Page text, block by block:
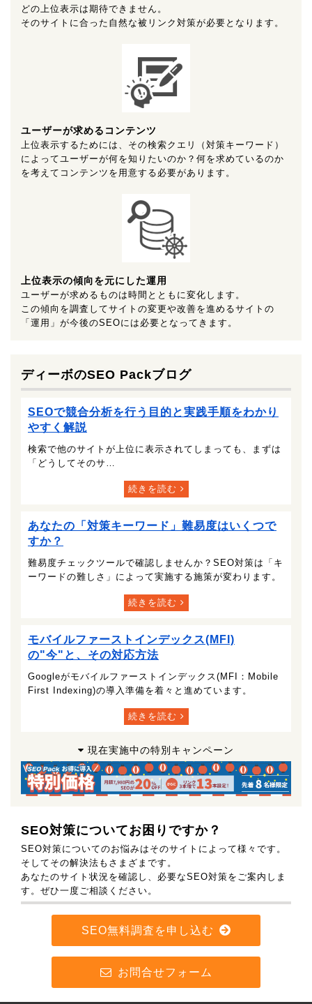
どの上位表示は期待できません。
そのサイトに合った自然な被リンク対策が必要となります。
ユーザーが求めるコンテンツ
上位表示するためには、その検索クエリ（対策キーワード）
によってユーザーが何を知りたいのか？何を求めているのか
を考えてコンテンツを用意する必要があります。
上位表示の傾向を元にした運用
ユーザーが求めるものは時間とともに変化します。
この傾向を調査してサイトの変更や改善を進めるサイトの
「運用」が今後のSEOには必要となってきます。
ディーボのSEO Packブログ
SEOで競合分析を行う目的と実践手順をわかり
やすく解説
検索で他のサイトが上位に表示されてしまっても、まずは
「どうしてそのサ…
続きを読む
あなたの「対策キーワード」難易度はいくつで
すか？
難易度チェックツールで確認しませんか？SEO対策は「キ
ーワードの難しさ」によって実施する施策が変わります。
続きを読む
モバイルファーストインデックス(MFI)
の"今"と、その対応方法
Googleがモバイルファーストインデックス(MFI：Mobile
First Indexing)の導入準備を着々と進めています。
続きを読む
現在実施中の特別キャンペーン
SEO対策についてお困りですか？
SEO対策についてのお悩みはそのサイトによって様々です。
そしてその解決法もさまざまです。
あなたのサイト状況を確認し、必要なSEO対策をご案内しま
す。ぜひ一度ご相談ください。
SEO無料調査を申し込む
お問合せフォーム